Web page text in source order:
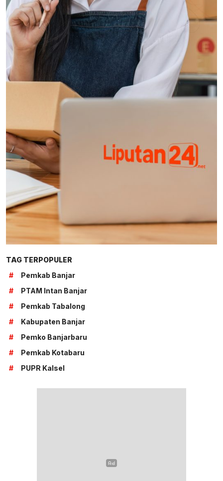
TAG TERPOPULER
#
Pemkab Banjar
#
PTAM Intan Banjar
#
Pemkab Tabalong
#
Kabupaten Banjar
#
Pemko Banjarbaru
#
Pemkab Kotabaru
#
PUPR Kalsel